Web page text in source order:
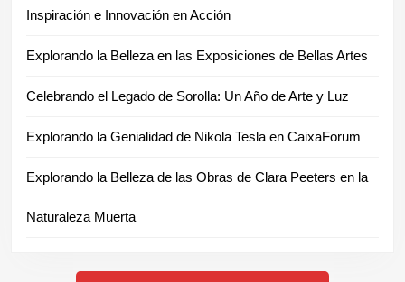
Inspiración e Innovación en Acción
Explorando la Belleza en las Exposiciones de Bellas Artes
Celebrando el Legado de Sorolla: Un Año de Arte y Luz
Explorando la Genialidad de Nikola Tesla en CaixaForum
Explorando la Belleza de las Obras de Clara Peeters en la
Naturaleza Muerta